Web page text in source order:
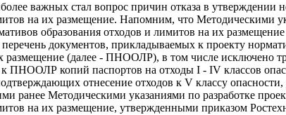
важных стал вопрос причин отказа в утверждении
на их размещение. Напомним, что Методическими
образования отходов и лимитов на их
перечень документов, прикладываемых к проекту
размещение (далее - ПНООЛР), в том числе исключено
ПНООЛР копий паспортов на отходы I - IV классов
отнесение отходов к V классу опасности,
ранее Методическими указаниями по разработке
на их размещение, утвержденными приказом